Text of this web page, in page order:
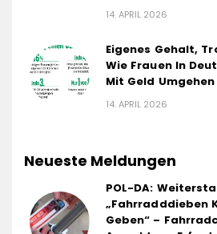
14. APRIL 2026
Eigenes Gehalt,
Wie Frauen In
Mit Geld Umgehen
14. APRIL 2026
Neueste Meldungen
POL-DA:
„Fahrradddieben
Geben“ –